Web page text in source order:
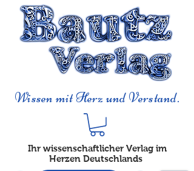
Wissen mit Herz und Verstand.
Ihr wissenschaftlicher Verlag im
Herzen Deutschlands